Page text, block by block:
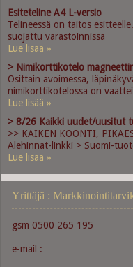
Esiteteline A4 L-versio
Telineessä on taitos
suojattu varastoinnissa
Lue lisää »
> Nimikorttikotelo
Osittain avoimessa,
nimikorttikotelossa on
Lue lisää »
> 8/26 Kaikki uudet/uusitut
>> KAIKEN KOONTI,
Alehinnat-linkki > Suomi-
Lue lisää »
Yrittäjä :
gsm 0500 265 195
e-mail :